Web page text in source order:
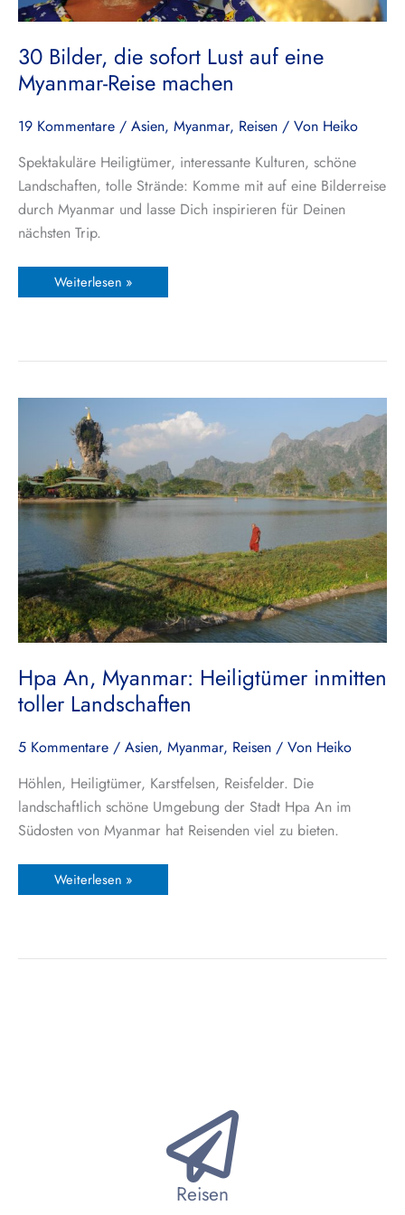
30 Bilder, die sofort Lust auf eine
Myanmar-Reise machen
19 Kommentare / Asien, Myanmar, Reisen / Von Heiko
Spektakuläre Heiligtümer, interessante Kulturen, schöne
Landschaften, tolle Strände: Komme mit auf eine Bilderreise
durch Myanmar und lasse Dich inspirieren für Deinen
nächsten Trip.
Weiterlesen »
Hpa An, Myanmar: Heiligtümer inmitten
toller Landschaften
5 Kommentare / Asien, Myanmar, Reisen / Von Heiko
Höhlen, Heiligtümer, Karstfelsen, Reisfelder. Die
landschaftlich schöne Umgebung der Stadt Hpa An im
Südosten von Myanmar hat Reisenden viel zu bieten.
Hpa
Myanmar:
Heiligtümer
inmitten
toller
Landschaften
Weiterlesen »
Reisen